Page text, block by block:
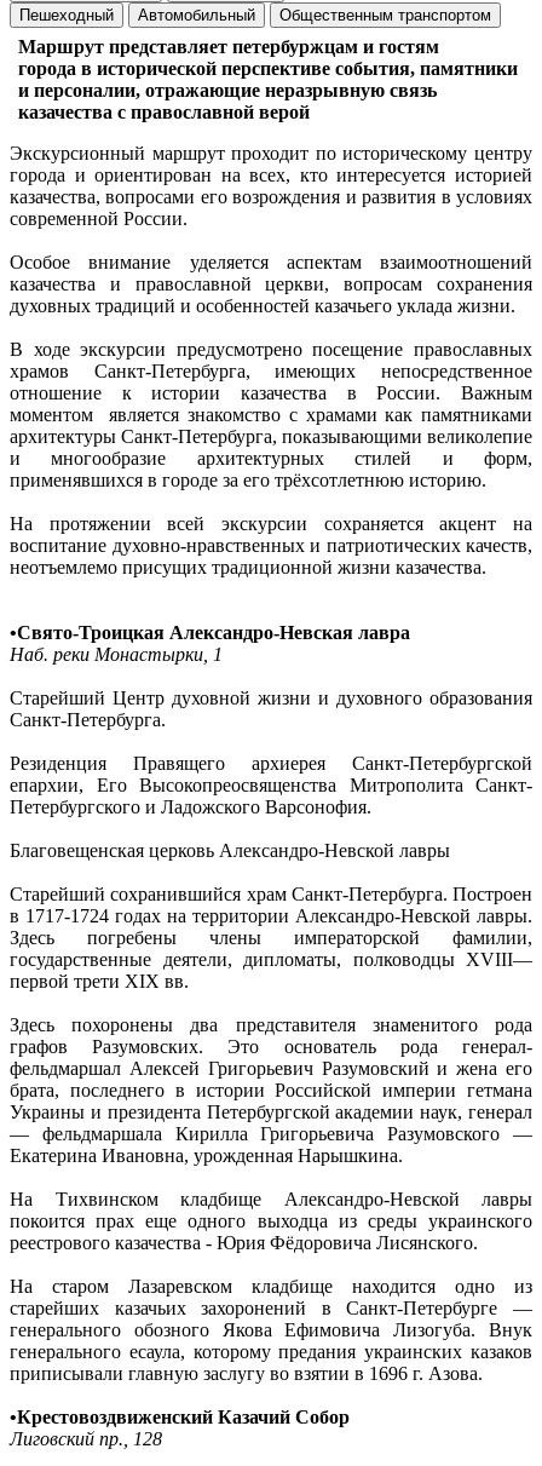
Пешеходный Автомобильный Общественным транспортом
Маршрут представляет петербуржцам и гостям
города в исторической перспективе события, памятники
и персоналии, отражающие неразрывную связь
казачества с православной верой
Экскурсионный маршрут проходит по историческому центру
города и ориентирован на всех, кто интересуется историей
казачества, вопросами его возрождения и развития в условиях
современной России.
Особое внимание уделяется аспектам взаимоотношений
казачества и православной церкви, вопросам сохранения
духовных традиций и особенностей казачьего уклада жизни.
В ходе экскурсии предусмотрено посещение православных
храмов Санкт-Петербурга, имеющих непосредственное
отношение к истории казачества в России. Важным
моментом является знакомство с храмами как памятниками
архитектуры Санкт-Петербурга, показывающими великолепие
и многообразие архитектурных стилей и форм,
применявшихся в городе за его трёхсотлетнюю историю.
На протяжении всей экскурсии сохраняется акцент на
воспитание духовно-нравственных и патриотических качеств,
неотъемлемо присущих традиционной жизни казачества.
•Свято-Троицкая Александро-Невская лавра
Наб. реки Монастырки, 1
Старейший Центр духовной жизни и духовного образования
Санкт-Петербурга.
Резиденция Правящего архиерея Санкт-Петербургской
епархии, Его Высокопреосвященства Митрополита Санкт-
Петербургского и Ладожского Варсонофия.
Благовещенская церковь Александро-Невской лавры
Старейший сохранившийся храм Санкт-Петербурга. Построен
в 1717-1724 годах на территории Александро-Невской лавры.
Здесь погребены члены императорской фамилии,
государственные деятели, дипломаты, полководцы XVIII—
первой трети XIX вв.
Здесь похоронены два представителя знаменитого рода
графов Разумовских. Это основатель рода генерал-
фельдмаршал Алексей Григорьевич Разумовский и жена его
брата, последнего в истории Российской империи гетмана
Украины и президента Петербургской академии наук, генерал
— фельдмаршала Кирилла Григорьевича Разумовского —
Екатерина Ивановна, урожденная Нарышкина.
На Тихвинском кладбище Александро-Невской лавры
покоится прах еще одного выходца из среды украинского
реестрового казачества - Юрия Фёдоровича Лисянского.
На старом Лазаревском кладбище находится одно из
старейших казачьих захоронений в Санкт-Петербурге —
генерального обозного Якова Ефимовича Лизогуба. Внук
генерального есаула, которому предания украинских казаков
приписывали главную заслугу во взятии в 1696 г. Азова.
•Крестовоздвиженский Казачий Собор
Лиговский пр., 128